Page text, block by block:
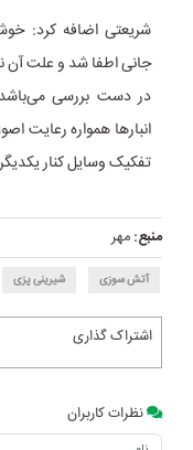
شریعتی اضافه کرد:
جانی اطفا شد و علت آن
در دست بررسی
انبارها همواره رعایت
تفکیک وسایل کنار
منبع:مهر
آتش سوزی شیرینی پزی
اشتراک گذاری
نظرات کاربران